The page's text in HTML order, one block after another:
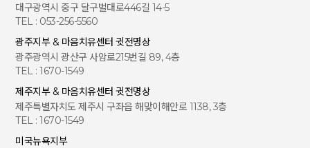
대구광역시 중구 달구벌대로446길 14-5
TEL : 053-256-5560
광주지부 & 마음치유센터 귓전명상
광주광역시 광산구 사암로215번길 89, 4층
TEL : 1670-1549
제주지부 & 마음치유센터 귓전명상
제주특별자치도 제주시 구좌읍 해맞이해안로 1138, 3층
TEL : 1670-1549
미국뉴욕지부